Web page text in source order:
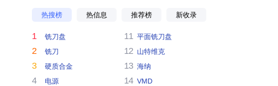
热搜榜 热信息 推荐榜 新收录
1 铣刀盘
2 铣刀
3 硬质合金
4 电源
11 平面铣刀盘
12 山特维克
13 海纳
14 VMD